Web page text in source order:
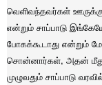
வெளிவந்தவர்கள்
என்றும் சாப்பாடு
போகக்கூடாது என்றும்
சொன்னார்கள், அதன் மீது
முழுவதும் சாப்பாடு